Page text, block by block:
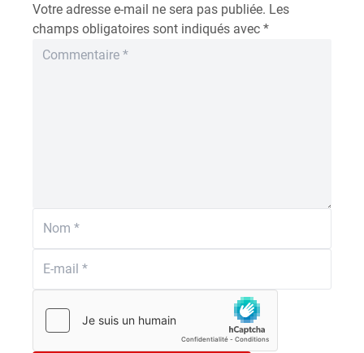
Votre adresse e-mail ne sera pas publiée. Les
champs obligatoires sont indiqués avec *